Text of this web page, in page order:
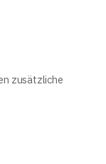
zusätzliche